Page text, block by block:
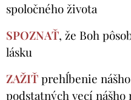
spoločného života
SPOZNAŤ, že Boh
lásku
ZAŽIŤ prehĺbenie
podstatných vecí nášho